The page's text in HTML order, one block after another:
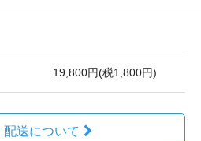
19,800円(税1,800円)
配送について